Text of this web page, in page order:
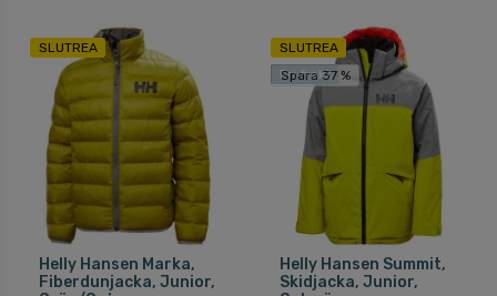
SLUTREA
Helly Hansen Marka,
Fiberdunjacka, Junior,
SLUTREA
Fri frakt
Spara 37 %
Helly Hansen Summit,
Skidjacka, Junior,